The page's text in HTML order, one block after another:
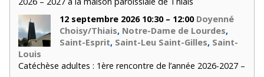
12 septembre 2026 10:30 – 12:00 Doyenné
Choisy/Thiais, Notre-Dame de Lourdes,
Saint-Esprit, Saint-Leu Saint-Gilles, Saint-
Louis
Catéchèse adultes : 1ère rencontre de l’année 2026-2027 –